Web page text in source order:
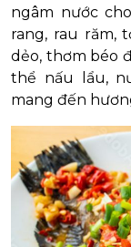
ngâm nước
rang, rau răm,
dẻo, thơm béo
thể nấu lẩu,
mang đến